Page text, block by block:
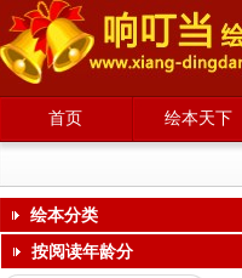
首页 绘本天下
绘本分类
请输入内容
按阅读年龄分